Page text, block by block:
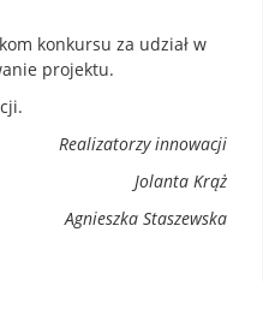
konkursu za udział w
projektu.
Realizatorzy innowacji
Jolanta Krąż
Agnieszka Staszewska